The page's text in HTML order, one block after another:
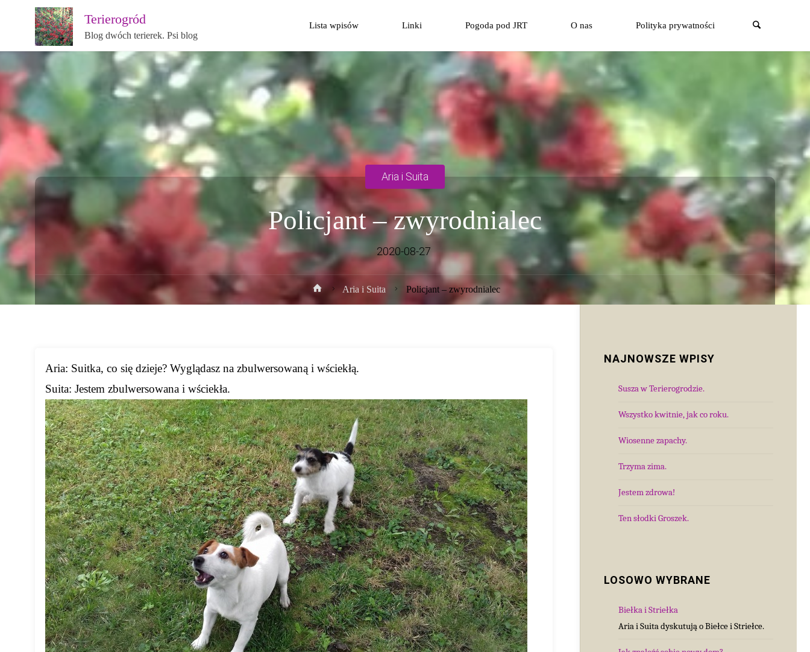
Terierogród
Blog dwóch terierek. Psi blog
treści
Lista wpisów Linki Pogoda pod JRT O nas Polityka prywatności
Policjant – zwyrodnialec
2020-08-27
Aria i Suita
Strona
główna
Aria i Suita Policjant – zwyrodnialec
Aria: Suitka, co się dzieje? Wyglądasz na zbulwersowaną i wściekłą.
Suita: Jestem zbulwersowana i wściekła.
NAJNOWSZE WPISY
Susza w Terierogrodzie.
Wszystko kwitnie, jak co roku.
Wiosenne zapachy.
Trzyma zima.
Jestem zdrowa!
Ten słodki Groszek.
LOSOWO WYBRANE
Biełka i Striełka
Aria i Suita dyskutują o Biełce i Striełce.